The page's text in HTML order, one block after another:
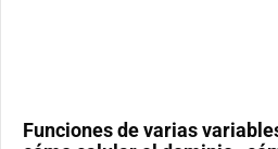
Funciones de varias